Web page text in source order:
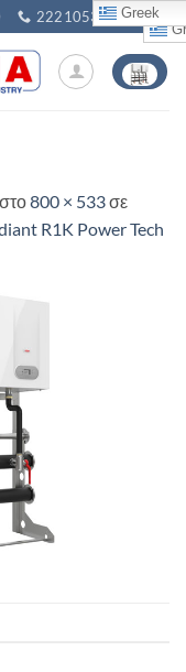
2221053760
στο800 × 533σε
R1K Power Tech
Greek